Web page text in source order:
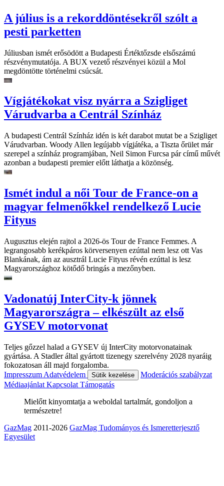
A július is a rekorddöntésekről szólt a
pesti parketten
Júliusban ismét erősödött a Budapesti Értéktőzsde elsőszámú
részvénymutatója. A BUX vezető részvényei közül a Mol
megdöntötte történelmi csúcsát.
Vígjátékokat visz nyárra a Szigliget
Várudvarba a Centrál Színház
A budapesti Centrál Színház idén is két darabot mutat be a Szigliget
Várudvarban. Woody Allen legújabb vígjátéka, a Tiszta őrület már
szerepel a színház programjában, Neil Simon Furcsa pár című művét
azonban a budapesti premier előtt láthatja a közönség.
Ismét indul a női Tour de France-on a
magyar felmenőkkel rendelkező Lucie
Fityus
Augusztus elején rajtol a 2026-ös Tour de France Femmes. A
legrangosabb kerékpáros körversenyen ezúttal nem lesz ott Vas
Blankának, ám az ausztrál Lucie Fityus révén ezúttal is lesz
Magyarországhoz kötődő bringás a mezőnyben.
Vadonatúj InterCity-k jönnek
Magyarországra – elkészült az első
GYSEV motorvonat
Teljes gőzzel halad a GYSEV új InterCity motorvonatainak
gyártása. A Stadler által gyártott tizenegy szerelvény 2028 nyaráig
fokozatosan áll majd forgalomba.
Impresszum Adatvédelem Sütik kezelése
Moderációs szabályzat
Médiaajánlat Kapcsolat Támogatás
Mielőtt kinyomtatja a weboldal tartalmát, gondoljon a
természetre!
GazMag 2011-2026 GazMag Tudományos és Ismeretterjesztő
Egyesület